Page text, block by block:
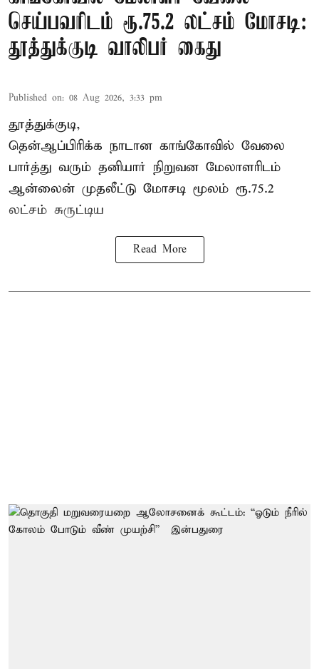
செய்பவரிடம் ரூ.75.2 லட்சம் மோசடி:
தூத்துக்குடி வாலிபர் கைது
Published on: 08 Aug 2026, 3:33 pm
தூத்துக்குடி,
தென்ஆப்பிரிக்க நாடான காங்கோவில் வேலை
பார்த்து வரும் தனியார் நிறுவன மேலாளரிடம்
ஆன்லைன் முதலீட்டு மோசடி மூலம் ரூ.75.2
லட்சம் சுருட்டிய
Read More